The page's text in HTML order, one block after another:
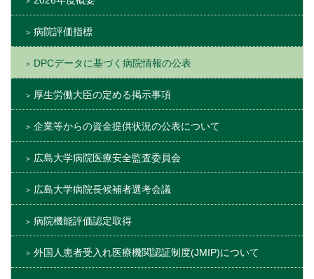
病院評価指標
DPCデータに基づく病院情報の公表
厚生労働大臣の定める掲示事項
企業等からの資金提供状況の公表について
広島大学病院医療安全監査委員会
広島大学病院長候補者選考会議
病院機能評価認定取得
外国人患者受入れ医療機関認証制度(JMIP)について